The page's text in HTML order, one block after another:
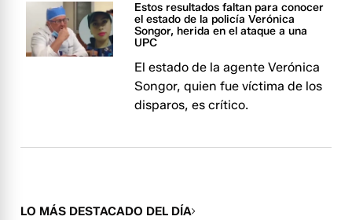
Estos resultados faltan para conocer
el estado de la policía Verónica
Songor, herida en el ataque a una
UPC
El estado de la agente Verónica
Songor, quien fue víctima de los
disparos, es crítico.
LO MÁS DESTACADO DEL DÍA